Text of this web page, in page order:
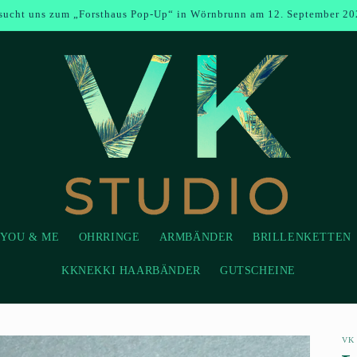
uns zum „Forsthaus Pop-Up“ in Wörnbrunn am 12. September
YOU & ME OHRRINGE ARMBÄNDER BRILLENKETTEN
KKNEKKI HAARBÄNDER GUTSCHEINE
VK